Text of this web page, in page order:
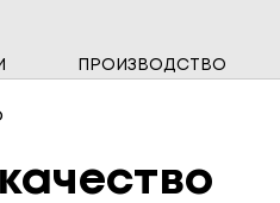
ПРОИЗВОДСТВО